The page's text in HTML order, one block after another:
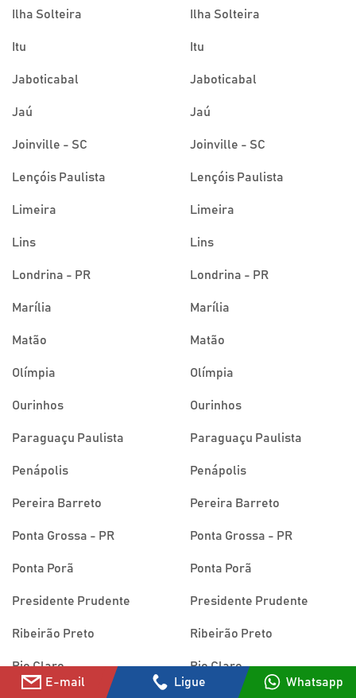
E-mail Ligue Whatsapp
Ilha Solteira
Itu
Jaboticabal
Jaú
Joinville - SC
Lençóis Paulista
Limeira
Lins
Londrina - PR
Marília
Matão
Olímpia
Ourinhos
Paraguaçu Paulista
Penápolis
Pereira Barreto
Ponta Grossa - PR
Ponta Porã
Presidente Prudente
Ribeirão Preto
Rio Claro
Ilha Solteira
Itu
Jaboticabal
Jaú
Joinville - SC
Lençóis Paulista
Limeira
Lins
Londrina - PR
Marília
Matão
Olímpia
Ourinhos
Paraguaçu Paulista
Penápolis
Pereira Barreto
Ponta Grossa - PR
Ponta Porã
Presidente Prudente
Ribeirão Preto
Rio Claro